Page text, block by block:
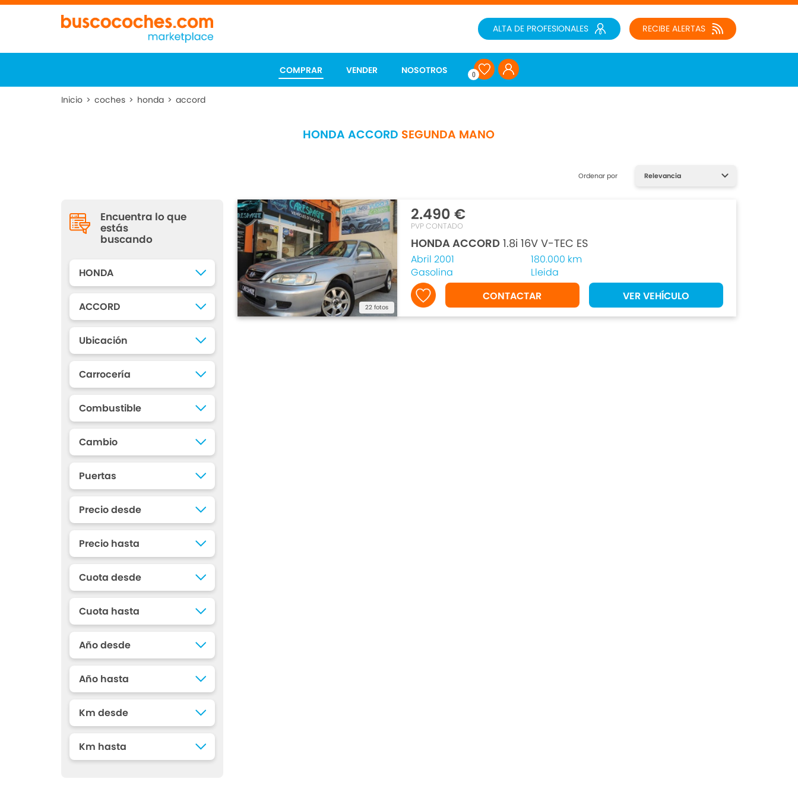
RECIBE ALERTAS
ALTA DE PROFESIONALES
COMPRAR VENDER NOSOTROS 0
Inicio > coches > honda > accord
HONDA ACCORD SEGUNDA MANO
Encuentra lo que
estás
buscando
Ordenar por
22 fotos
2.490 €
PVP CONTADO
HONDA ACCORD1.8i 16V V-TEC ES
Abril 2001
Gasolina
180.000 km
Lleida
CONTACTAR
VER VEHÍCULO